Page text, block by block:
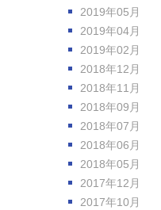
2019年05月
2019年04月
2019年02月
2018年12月
2018年11月
2018年09月
2018年07月
2018年06月
2018年05月
2017年12月
2017年10月